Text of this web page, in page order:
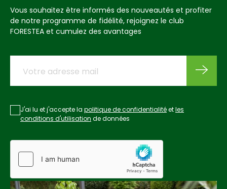
Vous souhaitez être informés des nouveautés et profiter
de notre programme de fidélité, rejoignez le club
FORESTEA et cumulez des avantages
J'ai lu et j'accepte la politique de confidentialitéetles
conditions d'utilisation de données